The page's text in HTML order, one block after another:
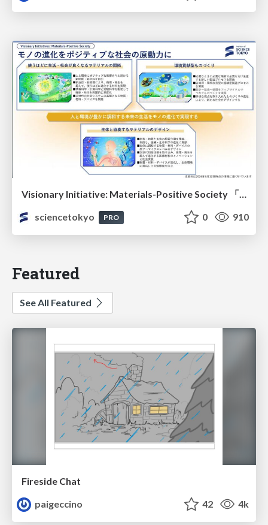
Visionary Initiative: Materials-Positive Society 「モノの進化をポジティブな社会の原動力に」｜Science Tokyo（東京科学大学）
sciencetokyo
PRO 0 910
Featured
See All Featured
Fireside Chat
paigeccino
42 4k